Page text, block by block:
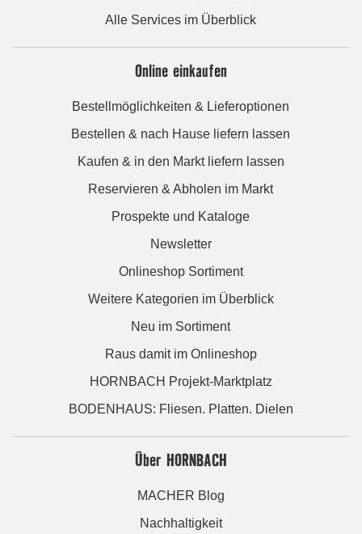
Alle Services im Überblick
Online einkaufen
Bestellmöglichkeiten & Lieferoptionen
Bestellen & nach Hause liefern lassen
Kaufen & in den Markt liefern lassen
Reservieren & Abholen im Markt
Prospekte und Kataloge
Newsletter
Onlineshop Sortiment
Weitere Kategorien im Überblick
Neu im Sortiment
Raus damit im Onlineshop
HORNBACH Projekt-Marktplatz
BODENHAUS: Fliesen. Platten. Dielen
Über HORNBACH
MACHER Blog
Nachhaltigkeit